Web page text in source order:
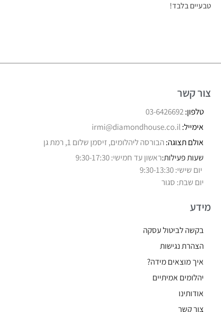
טבעיים בלבד!
צור קשר
טלפון:03-6426692
אימייל:irmi@diamondhouse.co.il
אולם תצוגה: הבורסה ליהלומים, זיסמן שלום 1, רמת גן
שעות פעילות:ראשון עד חמישי: 9:30-17:30
יום שישי: 9:30-13:30
יום שבת: סגור
מידע
בקשה לביטול עסקה
הצהרת נגישות
איך מוצאים מידה?
יהלומים אמיתיים
אודותינו
צור קשר